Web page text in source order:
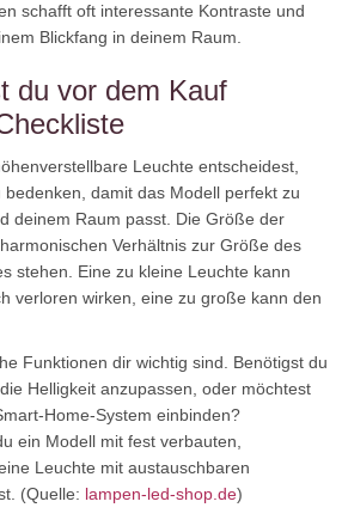
schafft oft interessante Kontraste und
Blickfang in deinem Raum.
du vor dem Kauf
Leuchte entscheidest,
damit das Modell perfekt zu
deinem Raum passt. Die Größe der
Verhältnis zur Größe des
stehen. Eine zu kleine Leuchte kann
verloren wirken, eine zu große kann den
Funktionen dir wichtig sind. Benötigst du
Helligkeit anzupassen, oder möchtest
Home-System einbinden?
ein Modell mit fest verbauten,
Leuchte mit austauschbaren
(Quelle: lampen-led-shop.de)